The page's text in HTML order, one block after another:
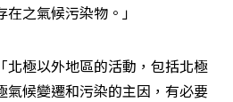
之氣候污染物。」
北極以外地區的活動，包括北極
氣候變遷和污染的主因，有必要